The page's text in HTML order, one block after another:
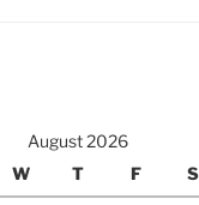
August 2026
W T F S